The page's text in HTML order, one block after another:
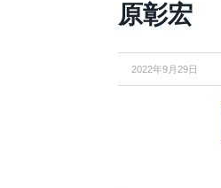
原彰宏
2022年9月29日